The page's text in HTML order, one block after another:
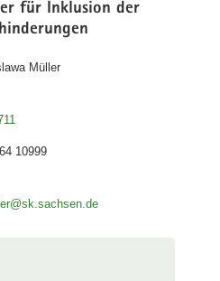
für Inklusion der
Müller
10999